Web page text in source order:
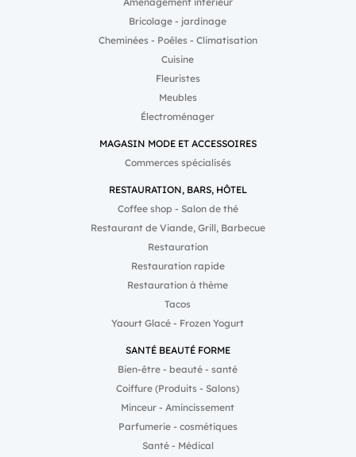
thématique, afin que
l’apprenant puisse
moment où il en a besoin.
coach, qui vient vous aider
à préparer ou à vous
rappeler les
fondamentaux de votre
rendez-vous, juste avant
que vous vous y rendiez.
nouvelle méthode de
transmission du savoir,
c’est de rapprocher
l’apprentissage du geste
pour acquérir la
compétence.”, précise
Stéphane Fritz, président
du groupe.Un potentiel
décuplé grâce à
articificielleDans ce cadre,
le groupe Guy Hoquet doit
répondre à deux enjeux
majeurs : produire des
modules de formation par
réactif possible face aux
changements réguliers qui
liées à l’immobilier
(fiscalité, règlementation,
Bricolage - jardinage
Cheminées - Poêles - Climatisation
Cuisine
Fleuristes
Meubles
Électroménager
MAGASIN MODE ET ACCESSOIRES
Commerces spécialisés
RESTAURATION, BARS, HÔTEL
Coffee shop - Salon de thé
Restaurant de Viande, Grill, Barbecue
Restauration
Restauration rapide
Restauration à thème
Tacos
Yaourt Glacé - Frozen Yogurt
SANTÉ BEAUTÉ FORME
Bien-être - beauté - santé
Coiffure (Produits - Salons)
Minceur - Amincissement
Parfumerie - cosmétiques
Santé - Médical